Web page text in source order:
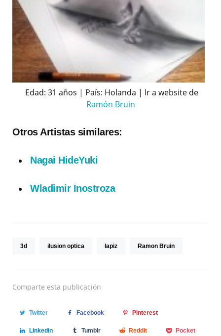
Edad: 31 años | País: Holanda | Ir a website de
Ramón Bruin
Otros Artistas similares:
Nagai HideYuki
Wladimir Inostroza
3d ilusion optica lapiz Ramon Bruin
Comparte esta publicación
Twitter Facebook Pinterest
Linkedin Tumblr Reddit Pocket